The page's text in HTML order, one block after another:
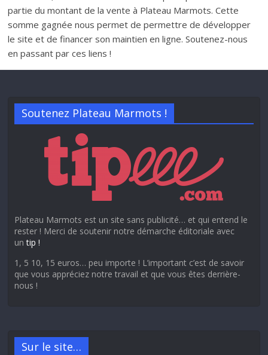
partie du montant de la vente à Plateau Marmots. Cette
somme gagnée nous permet de permettre de développer
le site et de financer son maintien en ligne. Soutenez-nous
en passant par ces liens !
Soutenez Plateau Marmots !
Plateau Marmots est un site sans publicité… et qui entend le
rester ! Merci de soutenir notre démarche éditoriale avec
untip !
1, 5 10, 15 euros… peu importe ! L’important c’est de savoir
que vous appréciez notre travail et que vous êtes derrière-
nous !
Sur le site…